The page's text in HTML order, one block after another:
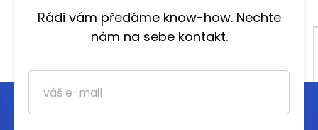
Rádi vám předáme know-how. Nechte
nám na sebe kontakt.